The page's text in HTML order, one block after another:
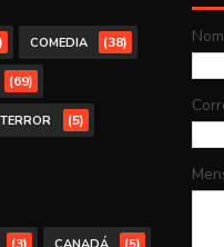
COMEDIA (38)
(69)
TERROR (5)